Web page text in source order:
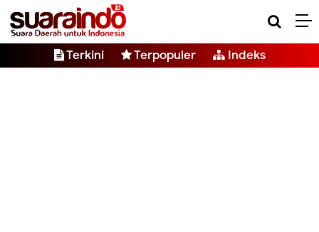
Terkini Terpopuler Indeks